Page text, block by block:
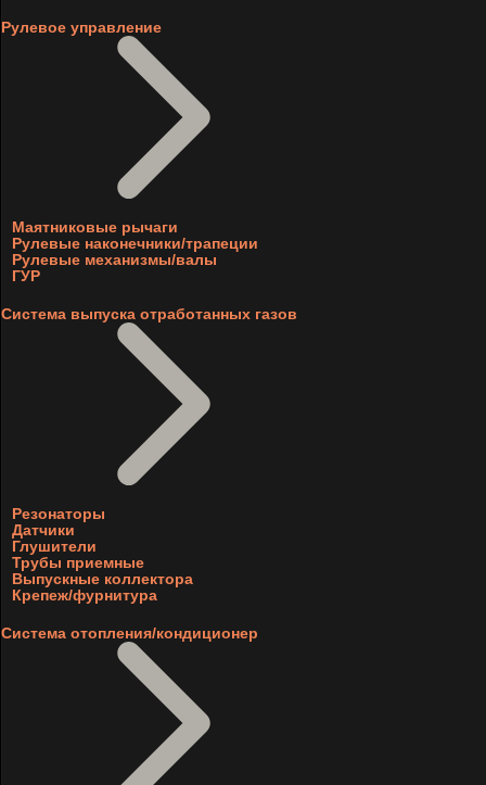
Рулевое управление
Маятниковые рычаги
Рулевые наконечники/трапеции
Рулевые механизмы/валы
ГУР
Система выпуска отработанных газов
Резонаторы
Датчики
Глушители
Трубы приемные
Выпускные коллектора
Крепеж/фурнитура
Система отопления/кондиционер